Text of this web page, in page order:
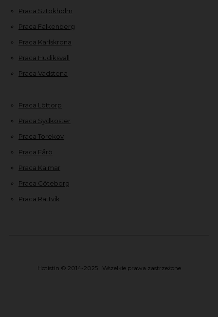
Praca Sztokholm
Praca Falkenberg
Praca Karlskrona
Praca Hudiksvall
Praca Vadstena
Praca Löttorp
Praca Sydkoster
Praca Torekov
Praca Fårö
Praca Kalmar
Praca Göteborg
Praca Rättvik
Hotistin © 2014-2025 | Wszelkie prawa zastrzeżone